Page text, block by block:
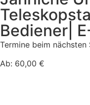
Bediener|
Termine beim nächsten
Ab: 60,00 €